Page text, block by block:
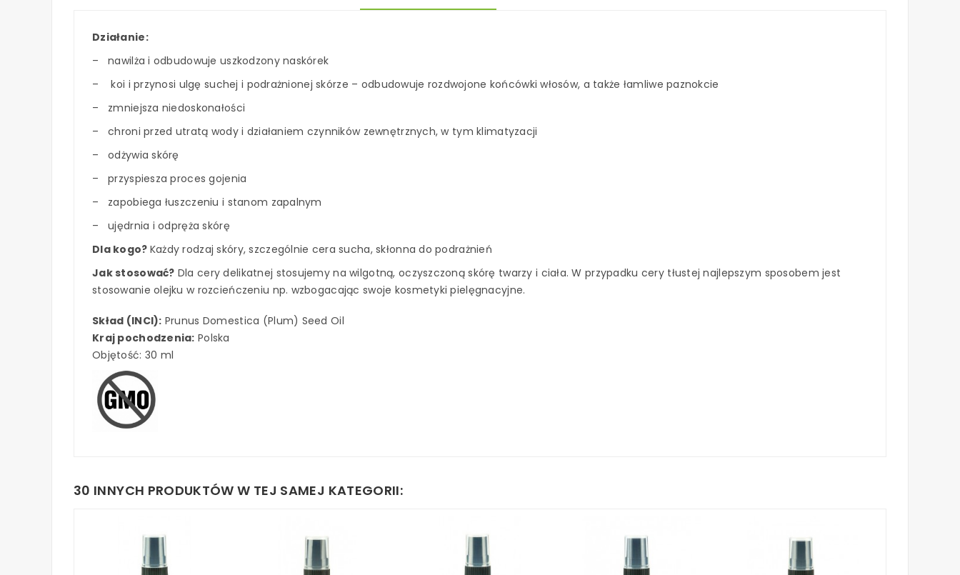
Działanie:
– nawilża i odbudowuje uszkodzony naskórek
– koi i przynosi ulgę suchej i podrażnionej skórze – odbudowuje rozdwojone końcówki włosów, a także łamliwe paznokcie
– zmniejsza niedoskonałości
– chroni przed utratą wody i działaniem czynników zewnętrznych, w tym klimatyzacji
– odżywia skórę
– przyspiesza proces gojenia
– zapobiega łuszczeniu i stanom zapalnym
– ujędrnia i odpręża skórę
Dla kogo? Każdy rodzaj skóry, szczególnie cera sucha, skłonna do podrażnień
Jak stosować? Dla cery delikatnej stosujemy na wilgotną, oczyszczoną skórę twarzy i ciała. W przypadku cery tłustej najlepszym sposobem jest
stosowanie olejku w rozcieńczeniu np. wzbogacając swoje kosmetyki pielęgnacyjne.
Skład (INCI): Prunus Domestica (Plum) Seed Oil
Kraj pochodzenia: Polska
Objętość: 30 ml
30 INNYCH PRODUKTÓW W TEJ SAMEJ KATEGORII: